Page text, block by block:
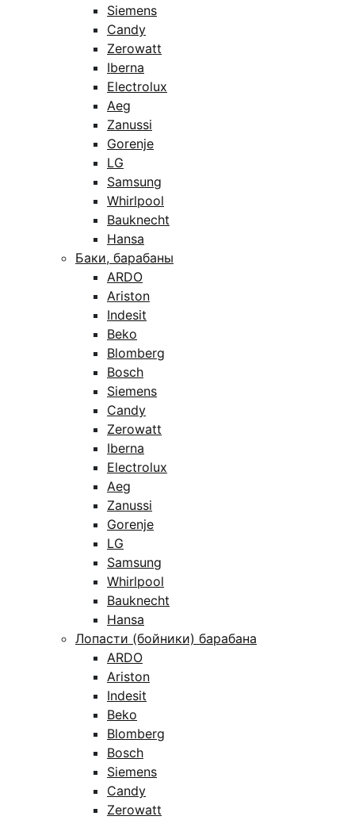
Siemens
Candy
Zerowatt
Iberna
Electrolux
Aeg
Zanussi
Gorenje
LG
Samsung
Whirlpool
Bauknecht
Hansa
Баки, барабаны
ARDO
Ariston
Indesit
Beko
Blomberg
Bosch
Siemens
Candy
Zerowatt
Iberna
Electrolux
Aeg
Zanussi
Gorenje
LG
Samsung
Whirlpool
Bauknecht
Hansa
Лопасти (бойники) барабана
ARDO
Ariston
Indesit
Beko
Blomberg
Bosch
Siemens
Candy
Zerowatt